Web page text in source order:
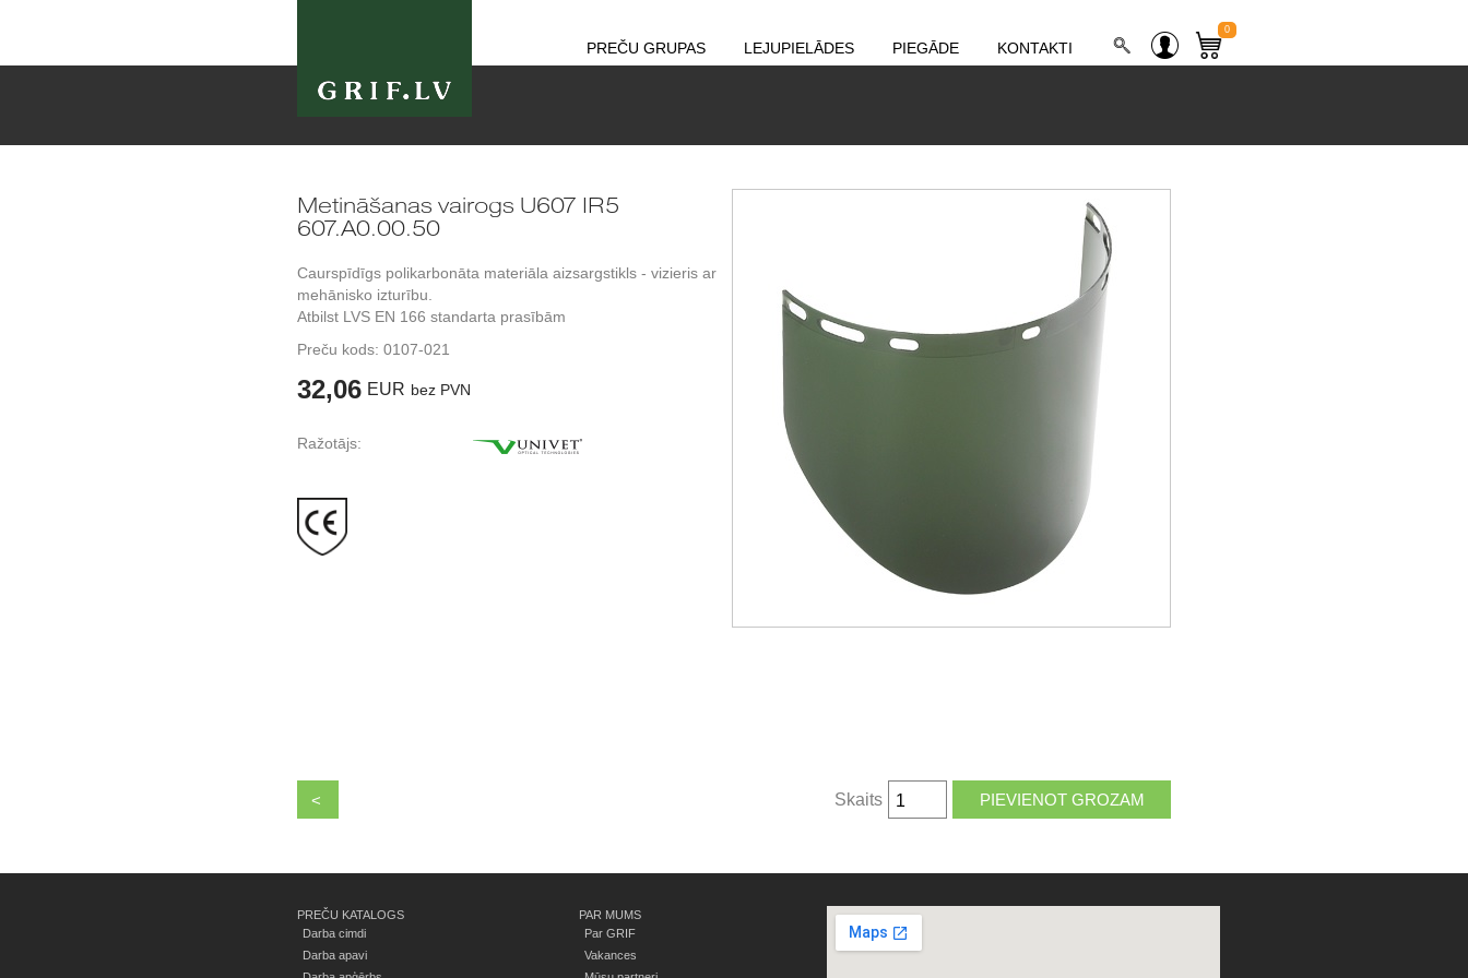
PREČU GRUPAS LEJUPIELĀDES PIEGĀDE KONTAKTI
0
Metināšanas vairogs U607 IR5
607.A0.00.50
Caurspīdīgs polikarbonāta materiāla aizsargstikls - vizieris ar
mehānisko izturību.
Atbilst LVS EN 166 standarta prasībām
Preču kods: 0107-021
32,06 EUR bez PVN
Ražotājs:
< Skaits
PREČU KATALOGS
Darba cimdi
Darba apavi
PAR MUMS
Par GRIF
Vakances